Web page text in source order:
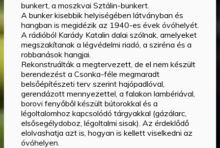
bunkert, a moszkvai Sztálin-bunkert.
A bunker kisebbik helyiségében látványban és
hangban is megidézik az 1940-es évek óvóhelyét.
A rádióból Karády Katalin dalai szólnak, amelyeket
megszakítanak a légvédelmi riadó, a sziréna és a
robbanások hangjai.
Rekonstruálták a megtervezett, de el nem készült
berendezést a Csonka-féle megmaradt
belsőépítészeti terv szerint hajópadlóval,
gerendázott mennyezettel, a falakon lambériával,
borovi fenyőből készült bútorokkal és a
légoltalomhoz kapcsolódó tárgyakkal (gázálarc,
elsősegélydoboz, légoltalmi sisak). Az érdeklődő
elolvashatja azt is, hogyan is kellett viselkedni az
óvóhelyen.